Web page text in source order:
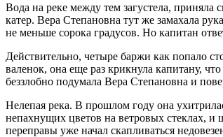
Вода на реке между тем загустела,
катер. Вера Степановна тут же замахала
не меньше сорока градусов. Но капитан
Действительно, четыре баржи как попало
валенок, она еще раз крикнула капитану,
беззлобно подумала Вера Степановна и
Нелепая река. В прошлом году она
непахнущих цветов на ветровых стеклах, и
переправы уже начал скапливаться